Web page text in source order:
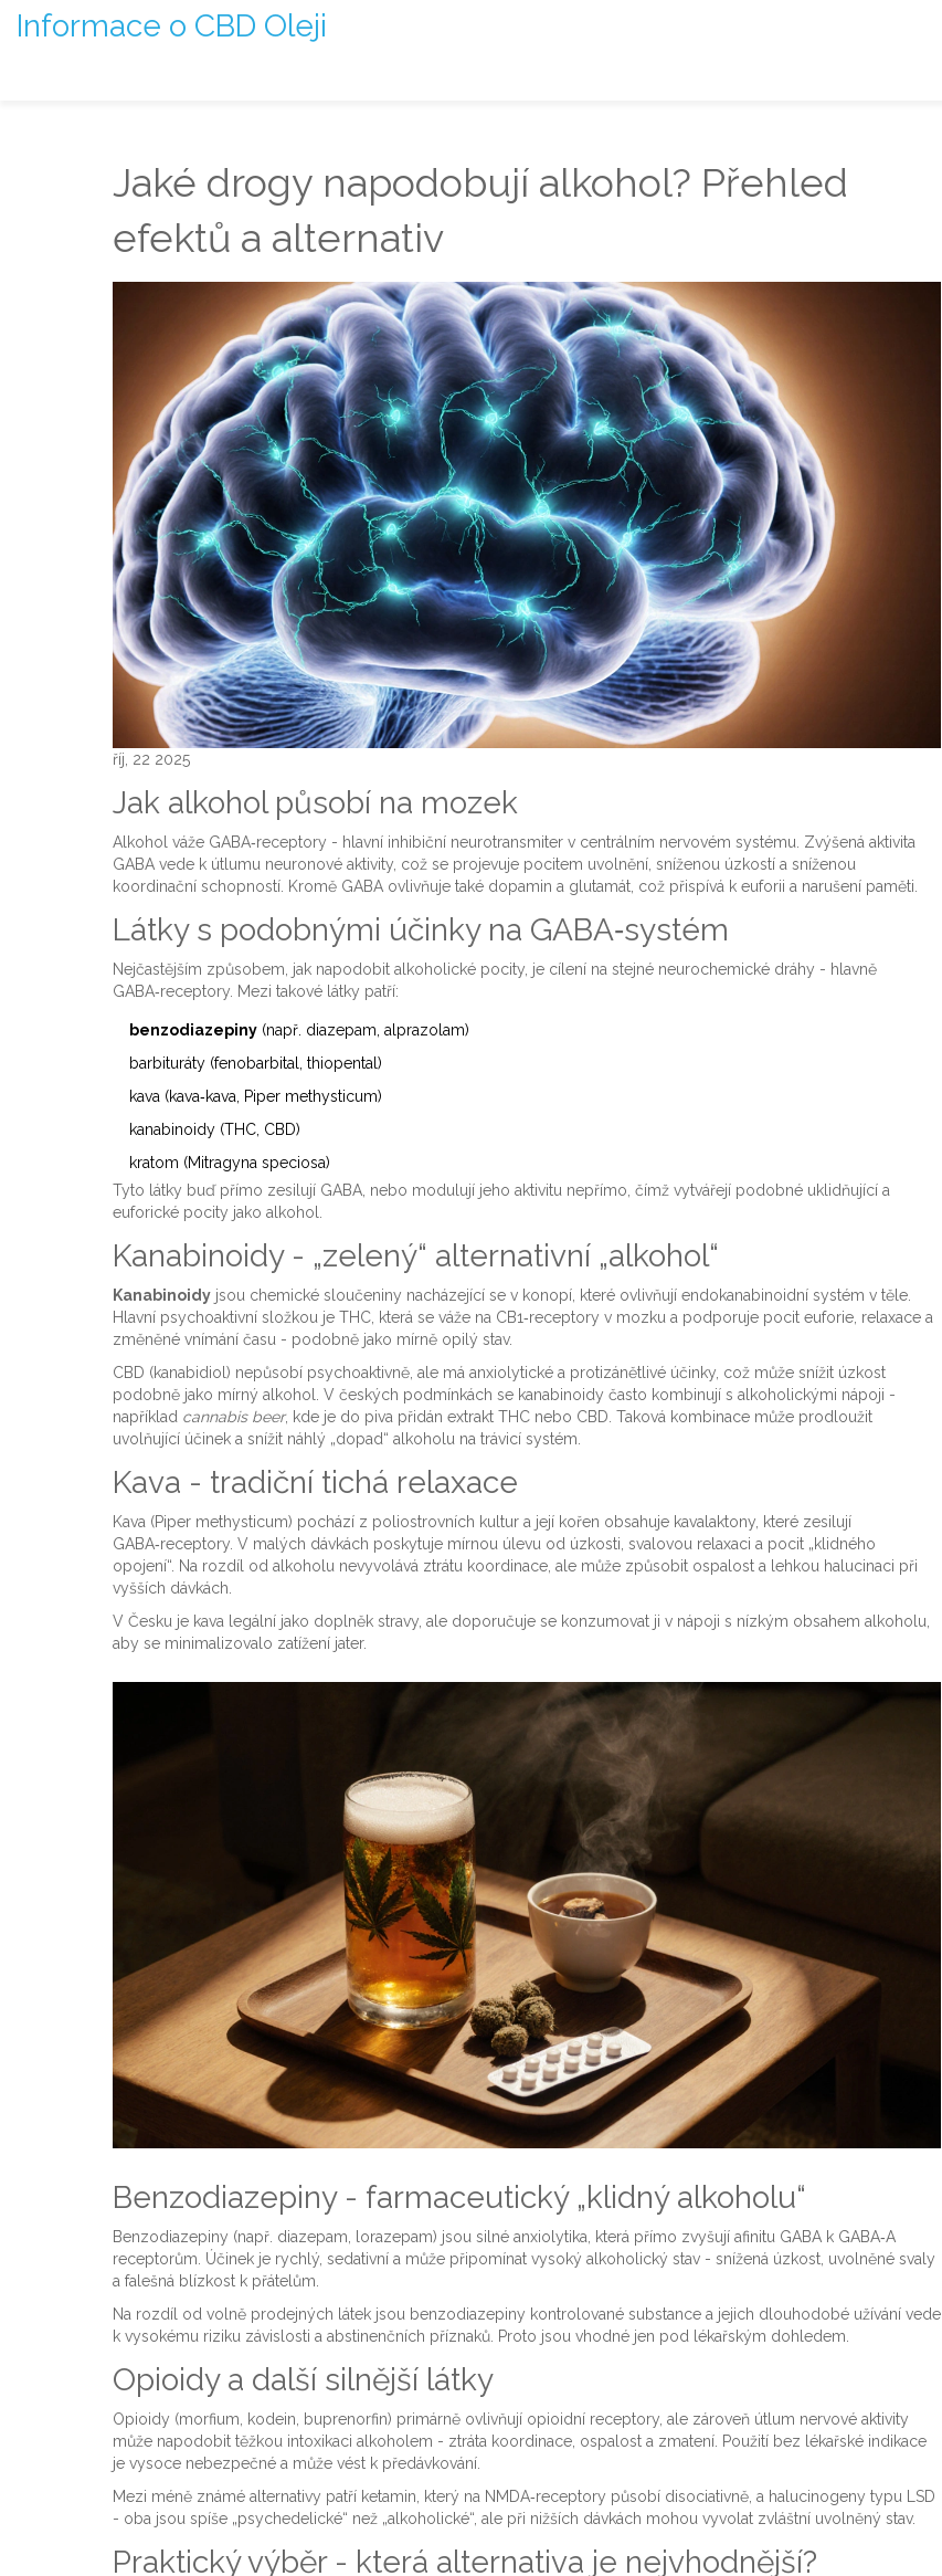
Informace o CBD Oleji
Jaké drogy napodobují alkohol? Přehled
efektů a alternativ
říj, 22 2025
Jak alkohol působí na mozek
Alkohol váže GABA‑receptory - hlavní inhibiční neurotransmiter v centrálním nervovém systému. Zvýšená aktivita
GABA vede k útlumu neuronové aktivity, což se projevuje pocitem uvolnění, sníženou úzkostí a sníženou
koordinační schopností. Kromě GABA ovlivňuje také dopamin a glutamát, což přispívá k euforii a narušení paměti.
Látky s podobnými účinky na GABA‑systém
Nejčastějším způsobem, jak napodobit alkoholické pocity, je cílení na stejné neurochemické dráhy - hlavně
GABA‑receptory. Mezi takové látky patří:
benzodiazepiny (např. diazepam, alprazolam)
barbituráty (fenobarbital, thiopental)
kava (kava‑kava, Piper methysticum)
kanabinoidy (THC, CBD)
kratom (Mitragyna speciosa)
Tyto látky buď přímo zesilují GABA, nebo modulují jeho aktivitu nepřímo, čímž vytvářejí podobné uklidňující a
euforické pocity jako alkohol.
Kanabinoidy - „zelený“ alternativní „alkohol“
Kanabinoidy jsou chemické sloučeniny nacházející se v konopí, které ovlivňují endokanabinoidní systém v těle
Hlavní psychoaktivní složkou je THC, která se váže na CB1‑receptory v mozku a podporuje pocit euforie, relaxace a
změněné vnímání času - podobně jako mírně opilý stav.
CBD (kanabidiol) nepůsobí psychoaktivně, ale má anxiolytické a protizánětlivé účinky, což může snížit úzkost
podobně jako mírný alkohol. V českých podmínkách se kanabinoidy často kombinují s alkoholickými nápoji -
například cannabis beer, kde je do piva přidán extrakt THC nebo CBD. Taková kombinace může prodloužit
uvolňující účinek a snížit náhlý „dopad“ alkoholu na trávicí systém.
Kava - tradiční tichá relaxace
Kava (Piper methysticum) pochází z poliostrovních kultur a její kořen obsahuje kavalaktony, které zesilují
GABA‑receptory. V malých dávkách poskytuje mírnou úlevu od úzkosti, svalovou relaxaci a pocit „klidného
opojení“. Na rozdíl od alkoholu nevyvolává ztrátu koordinace, ale může způsobit ospalost a lehkou halucinaci při
vyšších dávkách.
V Česku je kava legální jako doplněk stravy, ale doporučuje se konzumovat ji v nápoji s nízkým obsahem alkoholu,
aby se minimalizovalo zatížení jater.
Benzodiazepiny - farmaceutický „klidný alkoholu“
Benzodiazepiny (např. diazepam, lorazepam) jsou silné anxiolytika, která přímo zvyšují afinitu GABA k GABA‑A
receptorům. Účinek je rychlý, sedativní a může připomínat vysoký alkoholický stav - snížená úzkost, uvolněné svaly
a falešná blízkost k přátelům.
Na rozdíl od volně prodejných látek jsou benzodiazepiny kontrolované substance a jejich dlouhodobé užívání vede
k vysokému riziku závislosti a abstinenčních příznaků. Proto jsou vhodné jen pod lékařským dohledem.
Opioidy a další silnější látky
Opioidy (morfium, kodein, buprenorfin) primárně ovlivňují opioidní receptory, ale zároveň útlum nervové aktivity
může napodobit těžkou intoxikaci alkoholem - ztráta koordinace, ospalost a zmatení. Použití bez lékařské indikace
je vysoce nebezpečné a může vést k předávkování.
Mezi méně známé alternativy patří ketamin, který na NMDA‑receptory působí disociativně, a halucinogeny typu LSD
- oba jsou spíše „psychedelické“ než „alkoholické“, ale při nižších dávkách mohou vyvolat zvláštní uvolněný stav.
Praktický výběr - která alternativa je nejvhodnější?